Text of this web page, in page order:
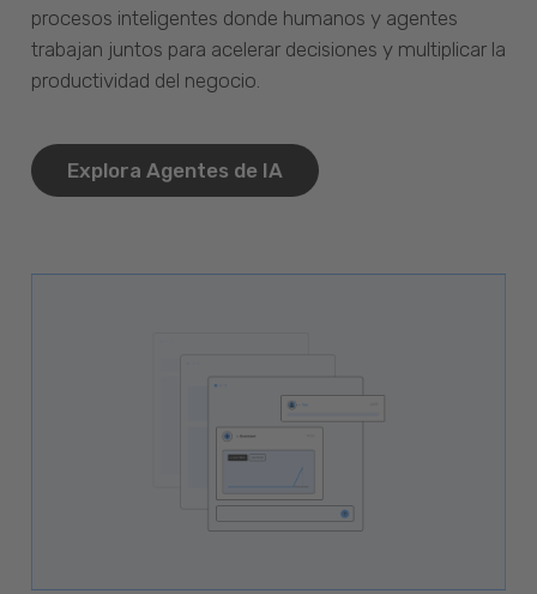
procesos inteligentes donde humanos y agentes
trabajan juntos para acelerar decisiones y multiplicar la
productividad del negocio.
Explora Agentes de IA